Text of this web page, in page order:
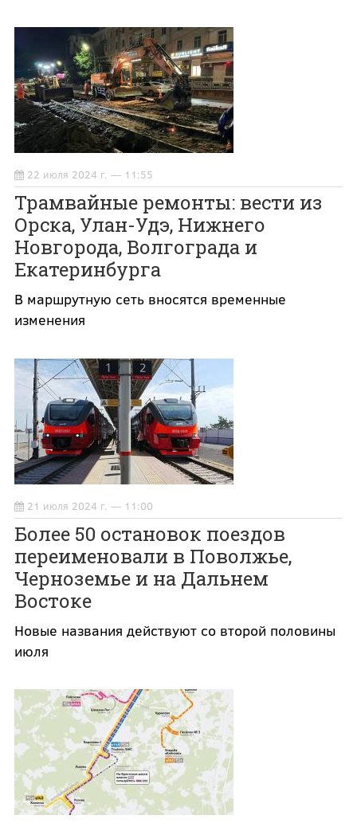
22 июля 2024 г. — 11:55
Трамвайные ремонты: вести из
Орска, Улан-Удэ, Нижнего
Новгорода, Волгограда и
Екатеринбурга
В маршрутную сеть вносятся временные
изменения
21 июля 2024 г. — 11:00
Более 50 остановок поездов
переименовали в Поволжье,
Черноземье и на Дальнем
Востоке
Новые названия действуют со второй половины
июля